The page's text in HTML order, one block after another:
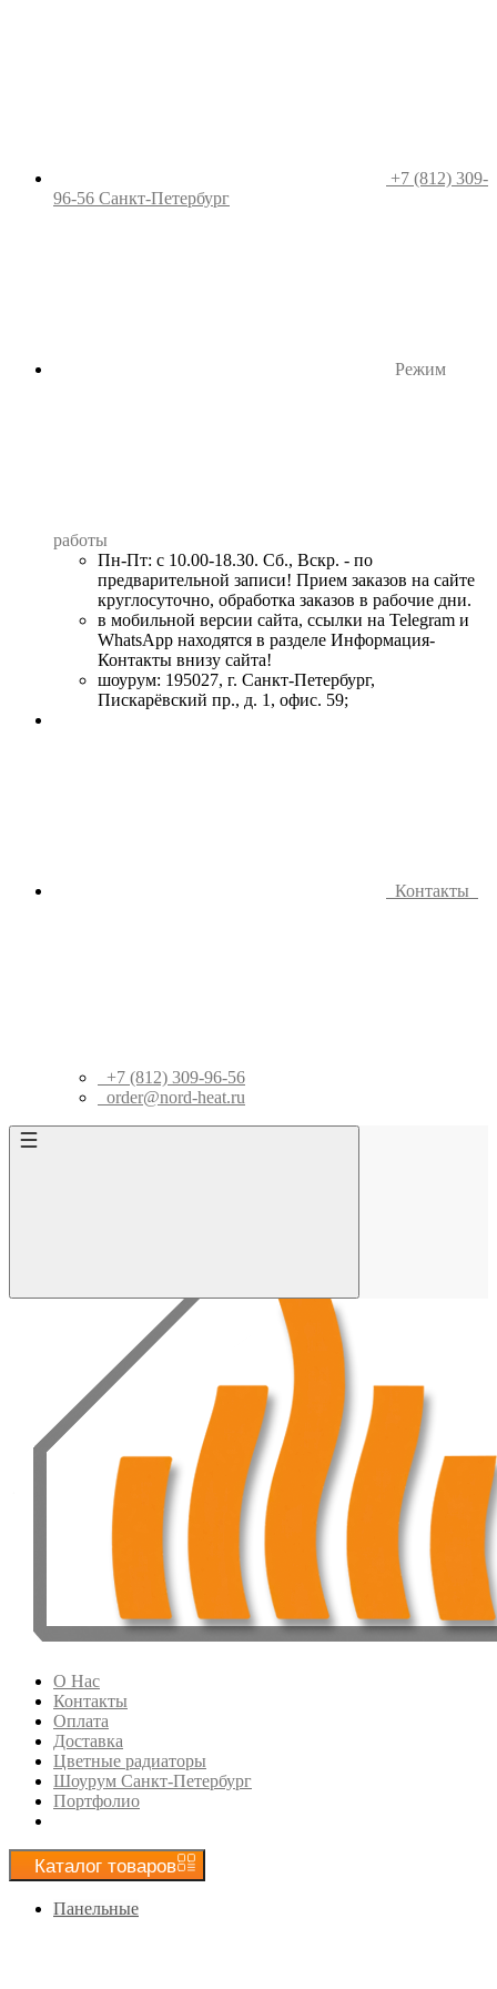
+7 (812) 309-
96-56 Санкт-Петербург
Режим
работы
Пн-Пт: с 10.00-18.30. Сб., Вскр. - по
предварительной записи! Прием заказов на сайте
круглосуточно, обработка заказов в рабочие дни.
в мобильной версии сайта, ссылки на Telegram и
WhatsApp находятся в разделе Информация-
Контакты внизу сайта!
шоурум: 195027, г. Санкт-Петербург,
Пискарёвский пр., д. 1, офис. 59;
Контакты
+7 (812) 309-96-56
order@nord-heat.ru
О Нас
Контакты
Оплата
Доставка
Цветные радиаторы
Шоурум Санкт-Петербург
Портфолио
Каталог товаров
Панельные